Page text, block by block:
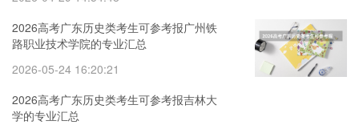
2026高考广东历史类考生可参考报广州铁
路职业技术学院的专业汇总
2026-05-24 16:20:21
2026高考广东历史类考生可参考报吉林大
学的专业汇总